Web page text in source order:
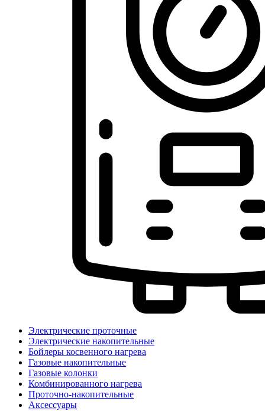
Электрические проточные
Электрические накопительные
Бойлеры косвенного нагрева
Газовые накопительные
Газовые колонки
Комбинированного нагрева
Проточно-накопительные
Аксессуары